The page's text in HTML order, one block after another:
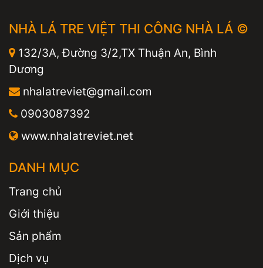
NHÀ LÁ TRE VIỆT THI CÔNG NHÀ LÁ ©
132/3A, Đường 3/2,TX Thuận An, Bình
Dương
nhalatreviet@gmail.com
0903087392
www.nhalatreviet.net
DANH MỤC
Trang chủ
Giới thiệu
Sản phẩm
Dịch vụ